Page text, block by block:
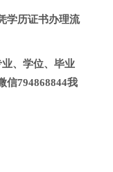
学历证书办理流
、学位、毕业
信794868844我